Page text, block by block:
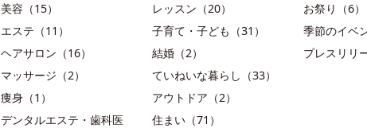
美容（15）
エステ（11）
ヘアサロン（16）
マッサージ（2）
痩身（1）
デンタルエステ・歯科医
レッスン（20）
子育て・子ども（31）
結婚（2）
ていねいな暮らし（33）
アウトドア（2）
住まい（71）
お祭り（6）
季節のイベ
プレスリリ